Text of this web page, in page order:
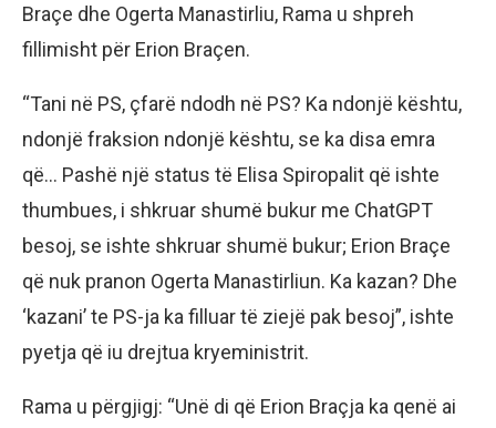
Braçe dhe Ogerta Manastirliu, Rama u shpreh
fillimisht për Erion Braçen.
“Tani në PS, çfarë ndodh në PS? Ka ndonjë kështu,
ndonjë fraksion ndonjë kështu, se ka disa emra
që… Pashë një status të Elisa Spiropalit që ishte
thumbues, i shkruar shumë bukur me ChatGPT
besoj, se ishte shkruar shumë bukur; Erion Braçe
që nuk pranon Ogerta Manastirliun. Ka kazan? Dhe
‘kazani’ te PS-ja ka filluar të ziejë pak besoj”, ishte
pyetja që iu drejtua kryeministrit.
Rama u përgjigj: “Unë di që Erion Braçja ka qenë ai